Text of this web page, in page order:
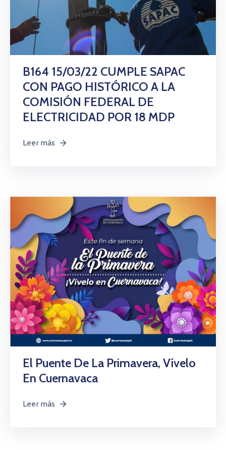
B164 15/03/22 CUMPLE SAPAC
CON PAGO HISTÓRICO A LA
COMISIÓN FEDERAL DE
ELECTRICIDAD POR 18 MDP
Leer más
El Puente De La Primavera, Vívelo
En Cuernavaca
Leer más